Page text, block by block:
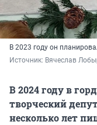
В 2023 году он
Источник: Вячеслав
В 2024 году в
творческий
несколько лет